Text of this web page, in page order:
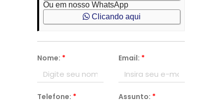
Ou em nosso WhatsApp
Clicando aqui
Nome: * Email: *
Telefone: * Assunto: *